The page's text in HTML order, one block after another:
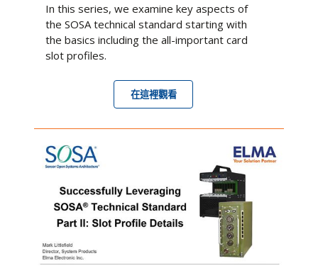
In this series, we examine key aspects of
the SOSA technical standard starting with
the basics including the all-important card
slot profiles.
在這裡觀看